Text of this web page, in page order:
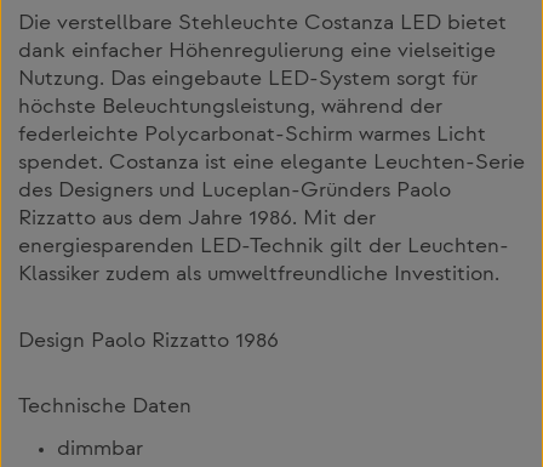
Die verstellbare Stehleuchte Costanza LED bietet
dank einfacher Höhenregulierung eine vielseitige
Nutzung. Das eingebaute LED-System sorgt für
höchste Beleuchtungsleistung, während der
federleichte Polycarbonat-Schirm warmes Licht
spendet. Costanza ist eine elegante Leuchten-Serie
des Designers und Luceplan-Gründers Paolo
Rizzatto aus dem Jahre 1986. Mit der
energiesparenden LED-Technik gilt der Leuchten-
Klassiker zudem als umweltfreundliche Investition.
Design Paolo Rizzatto 1986
Technische Daten
dimmbar